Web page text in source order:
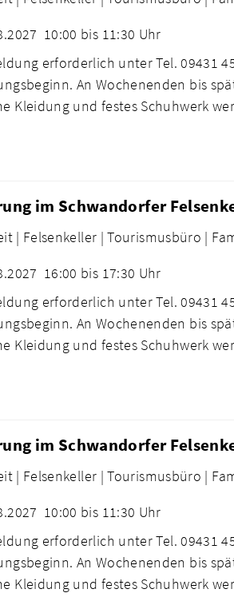
10:00 bis 11:30 Uhr
erforderlich unter Tel. 09431
An Wochenenden bis
Kleidung und festes Schuhwerk
im Schwandorfer
| Felsenkeller | Tourismusbüro |
16:00 bis 17:30 Uhr
erforderlich unter Tel. 09431
An Wochenenden bis
Kleidung und festes Schuhwerk
im Schwandorfer
| Felsenkeller | Tourismusbüro |
10:00 bis 11:30 Uhr
erforderlich unter Tel. 09431
An Wochenenden bis
Kleidung und festes Schuhwerk